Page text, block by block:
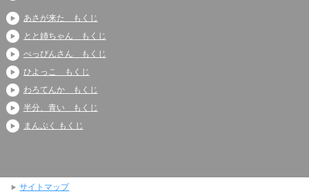
あさが来た もくじ
とと姉ちゃん もくじ
べっぴんさん もくじ
ひよっこ もくじ
わろてんか もくじ
半分、青い もくじ
まんぷく もくじ
サイトマップ